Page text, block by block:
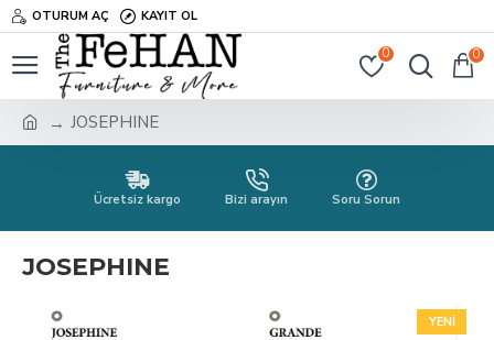
OTURUM AÇ KAYIT OL
0 0
JOSEPHINE
Ücretsiz kargo Bizi arayın Soru Sorun
JOSEPHINE
YENI